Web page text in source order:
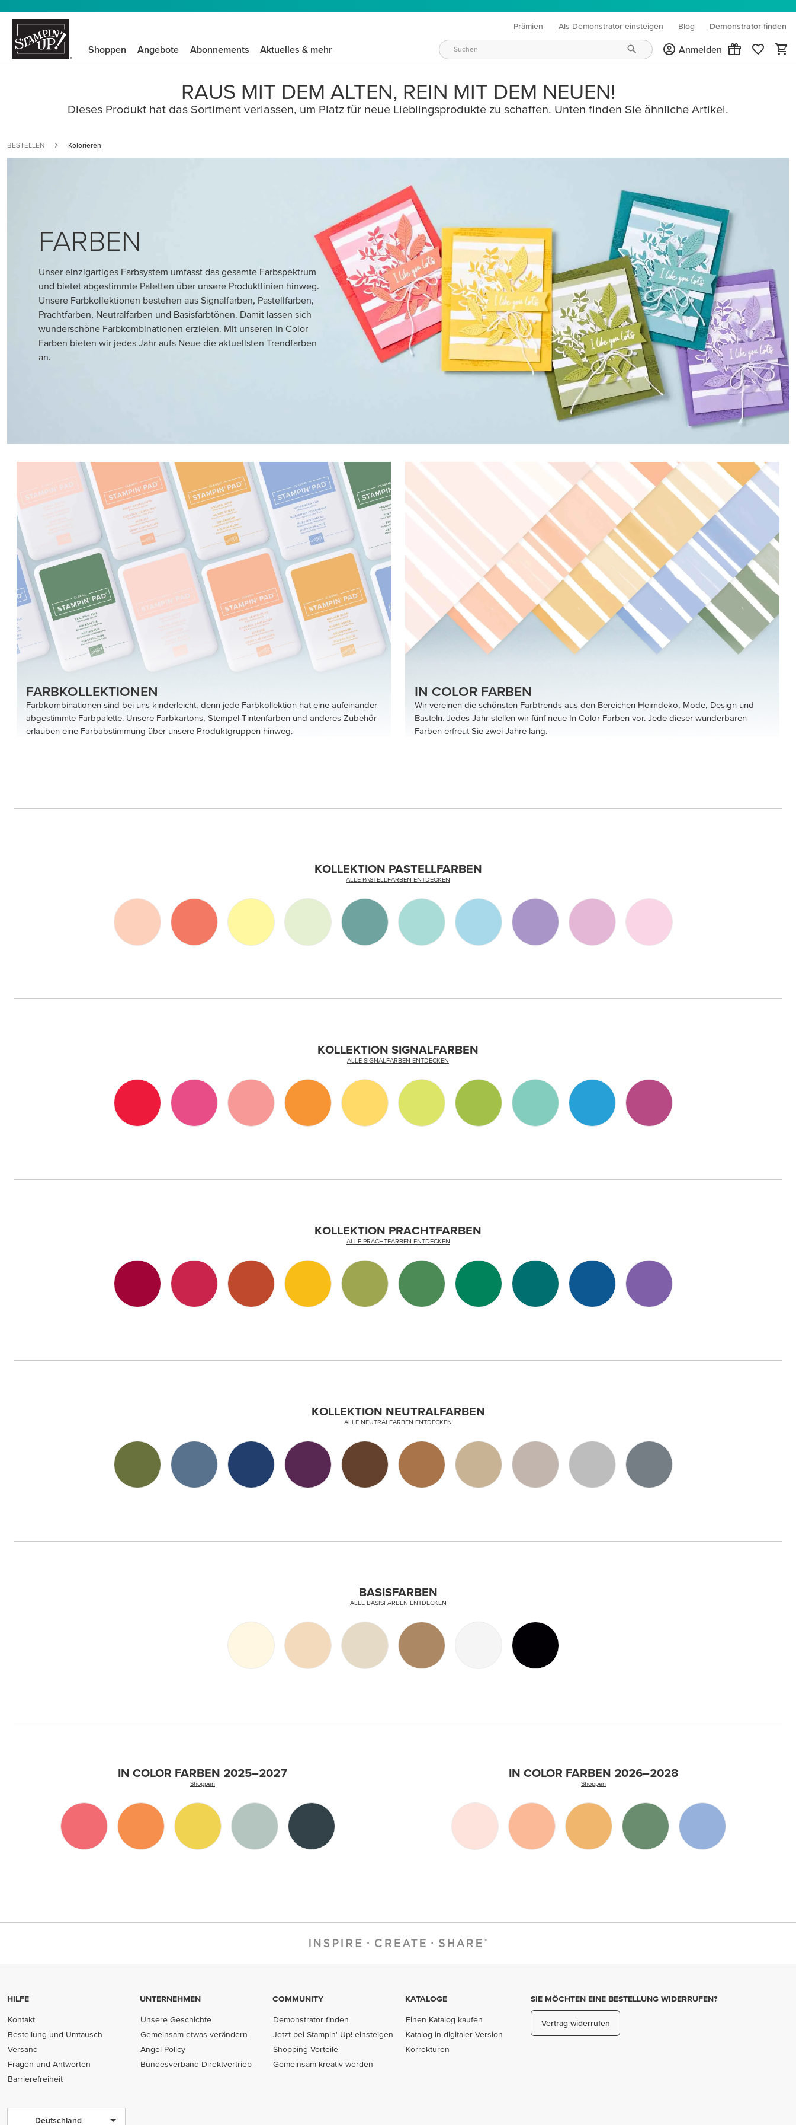
Prämien Als Demonstrator einsteigen Blog
(opens in new tab)
Demonstrator finden
Shoppen Angebote Abonnements Aktuelles & mehr Anmelden
RAUS MIT DEM ALTEN, REIN MIT DEM NEUEN!
Dieses Produkt hat das Sortiment verlassen, um Platz für neue Lieblingsprodukte zu schaffen. Unten finden Sie ähnliche Artikel.
BESTELLEN Kolorieren
FARBEN
Unser einzigartiges Farbsystem umfasst das gesamte Farbspektrum
und bietet abgestimmte Paletten über unsere Produktlinien hinweg.
Unsere Farbkollektionen bestehen aus Signalfarben, Pastellfarben,
Prachtfarben, Neutralfarben und Basisfarbtönen. Damit lassen sich
wunderschöne Farbkombinationen erzielen. Mit unseren In Color
Farben bieten wir jedes Jahr aufs Neue die aktuellsten Trendfarben
an.
FARBKOLLEKTIONEN
Farbkombinationen sind bei uns kinderleicht, denn jede Farbkollektion hat eine aufeinander
abgestimmte Farbpalette. Unsere Farbkartons, Stempel-Tintenfarben und anderes Zubehör
erlauben eine Farbabstimmung über unsere Produktgruppen hinweg.
IN COLOR FARBEN
Wir vereinen die schönsten Farbtrends aus den Bereichen Heimdeko, Mode, Design und
Basteln. Jedes Jahr stellen wir fünf neue In Color Farben vor. Jede dieser wunderbaren
Farben erfreut Sie zwei Jahre lang.
KOLLEKTION PASTELLFARBEN
ALLE PASTELLFARBEN ENTDECKEN
KOLLEKTION SIGNALFARBEN
ALLE SIGNALFARBEN ENTDECKEN
KOLLEKTION PRACHTFARBEN
ALLE PRACHTFARBEN ENTDECKEN
KOLLEKTION NEUTRALFARBEN
ALLE NEUTRALFARBEN ENTDECKEN
BASISFARBEN
ALLE BASISFARBEN ENTDECKEN
IN COLOR FARBEN 2025–2027
Shoppen
IN COLOR FARBEN 2026–2028
Shoppen
HILFE
Kontakt
Bestellung und Umtausch
Versand
Fragen und Antworten
Barrierefreiheit
UNTERNEHMEN
Unsere Geschichte
Gemeinsam etwas verändern
Angel Policy
Bundesverband Direktvertrieb
COMMUNITY
Demonstrator finden
Jetzt bei Stampin' Up! einsteigen
Shopping-Vorteile
Gemeinsam kreativ werden
KATALOGE
Einen Katalog kaufen
Katalog in digitaler Version
Korrekturen
SIE MÖCHTEN EINE BESTELLUNG WIDERRUFEN?
Vertrag widerrufen
Deutschland